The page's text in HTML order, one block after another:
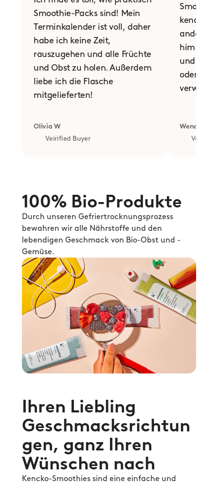
Smoothie-Packs sind! Mein
Terminkalender ist voll, daher
habe ich keine Zeit,
rauszugehen und alle Früchte
und Obst zu holen. Außerdem
liebe ich die Flasche
mitgelieferten!
Olivia W
Veirified Buyer
kencko.
anderen
him zu,
und
oder es
Wendy
100% Bio-Produkte
Durch unseren Gefriertrocknungsprozess
bewahren wir alle Nährstoffe und den
lebendigen Geschmack von Bio-Obst und -
Gemüse.
Ihren Liebling
Geschmacksrichtun
gen, ganz Ihren
Wünschen nach
Kencko-Smoothies sind eine einfache und